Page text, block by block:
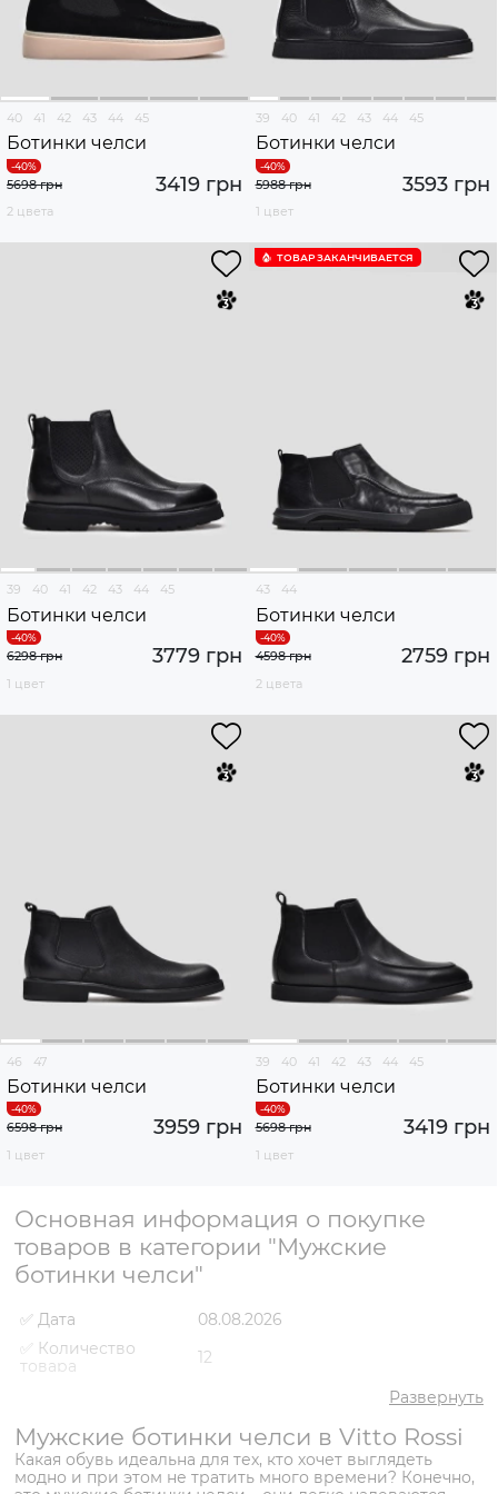
40 41 42 43 44 45
Ботинки челси
3419 грн
5698 грн
2 цвета
39 40 41 42 43 44 45
Ботинки челси
3593 грн
5988 грн
1 цвет
39 40 41 42 43 44 45
Ботинки челси
3779 грн
6298 грн
1 цвет
ТОВАР ЗАКАНЧИВАЕТСЯ
43 44
Ботинки челси
2759 грн
4598 грн
2 цвета
46 47
Ботинки челси
3959 грн
6598 грн
1 цвет
39 40 41 42 43 44 45
Ботинки челси
3419 грн
5698 грн
1 цвет
Основная информация о покупке
товаров в категории "Мужские
ботинки челси"
✅ Дата
08.08.2026
✅ Количество
товара
12
✅ Самый дешевый
товар
2660 грн
✅ Самый дорогой
товар
4139 грн
Развернуть
Мужские ботинки челси в Vitto Rossi
Какая обувь идеальна для тех, кто хочет выглядеть
модно и при этом не тратить много времени? Конечно,